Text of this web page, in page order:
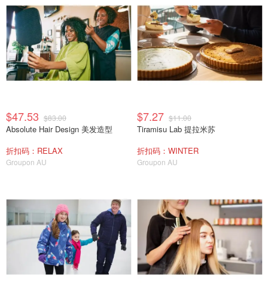
$47.53 $83.00
Absolute Hair Design 美发造型
折扣码：RELAX
Groupon AU
$7.27 $11.00
Tiramisu Lab 提拉米苏
折扣码：WINTER
Groupon AU